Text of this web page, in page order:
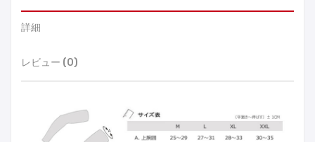
詳細
レビュー (0)